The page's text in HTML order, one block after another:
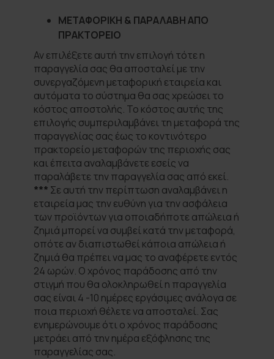
ΜΕΤΑΦΟΡΙΚΗ & ΠΑΡΑΛΑΒΗ ΑΠΟ
ΠΡΑΚΤΟΡΕΙΟ
Αν επιλέξετε αυτή την επιλογή τότε η
παραγγελία σας θα αποσταλεί με την
συνεργαζόμενη μεταφορική εταιρεία και
αυτόματα το σύστημα θα σας χρεώσει το
κόστος αποστολής. Το κόστος αυτής της
επιλογής συμπεριλαμβάνει τη μεταφορά της
παραγγελίας σας έως το κοντινότερο
πρακτορείο μεταφορών της περιοχής σας
και έπειτα αναλαμβάνετε εσείς να
παραλάβετε την παραγγελία σας από εκεί.
*** Σε αυτή την περίπτωση αναλαμβάνει η
εταιρεία μας την ευθύνη για την ασφάλεια
των προϊόντων για οποιαδήποτε απώλεια ή
ζημιά μπορεί να συμβεί κατά την μεταφορά,
οπότε αν διαπιστωθεί κάποια απώλεια ή
ζημιά θα πρέπει να μας το αναφέρετε εντός
24 ωρών. Ο χρόνος παράδοσης από την
στιγμή που θα ολοκληρωθεί η παραγγελία
σας είναι 4 -10 ημέρες εργάσιμες ανάλογα σε
ποια περιοχή θέλετε να αποσταλεί. Σας
ενημερώνουμε ότι ο χρόνος παράδοσης
μετράει από την ημέρα εξόφλησης της
παραγγελίας σας.